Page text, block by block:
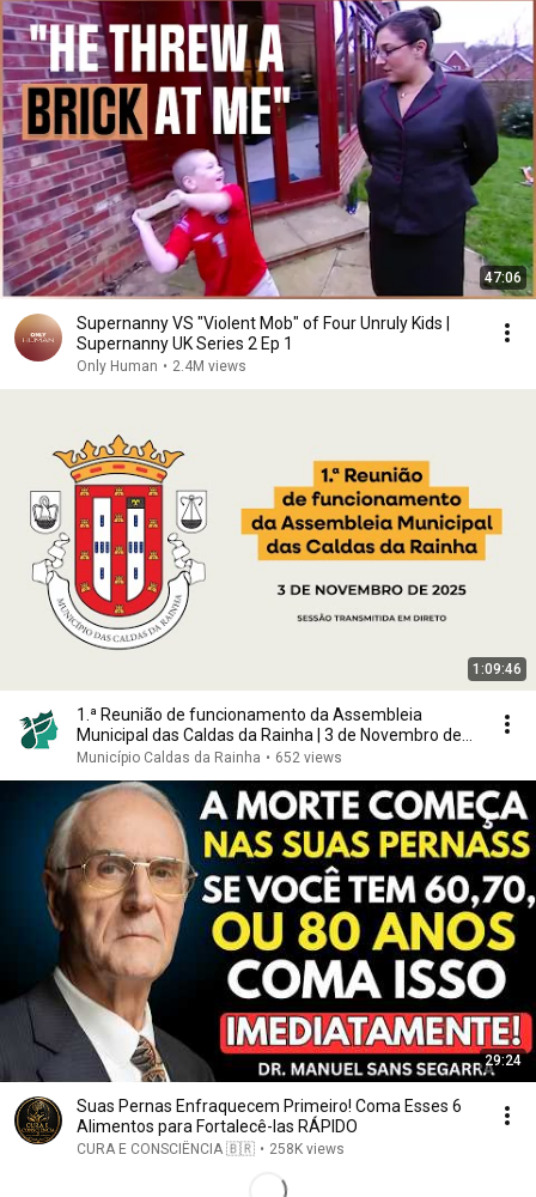
47:06
Supernanny VS "Violent Mob" of Four Unruly Kids |
Supernanny UK Series 2 Ep 1
Only Human • 2.4M views
1:09:46
1.ª Reunião de funcionamento da Assembleia
Municipal das Caldas da Rainha | 3 de Novembro de
2025
Município Caldas da Rainha • 652 views
29:24
Suas Pernas Enfraquecem Primeiro! Coma Esses 6
Alimentos para Fortalecê-las RÁPIDO
CURA E CONSCIÊNCIA 🇧🇷 • 258K views